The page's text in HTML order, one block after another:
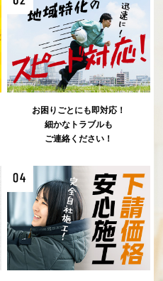
お困りごとにも即対応！
細かなトラブルも
ご連絡ください！